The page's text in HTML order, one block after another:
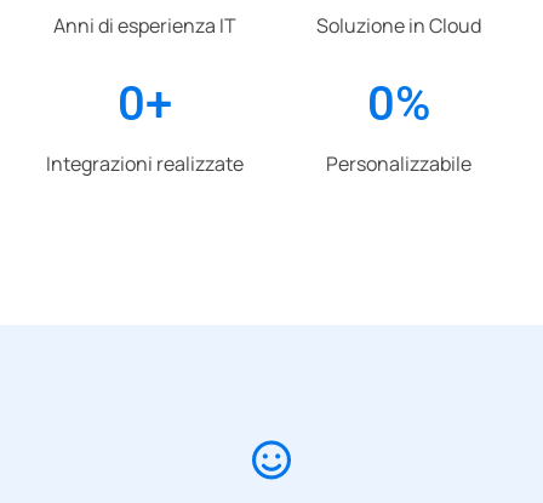
Anni di esperienza IT Soluzione in Cloud
0+
Integrazioni realizzate
0%
Personalizzabile